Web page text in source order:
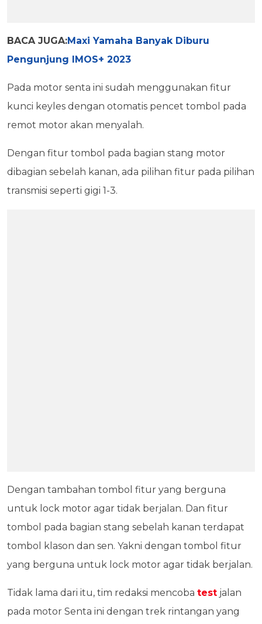
BACA JUGA:Maxi Yamaha Banyak Diburu
Pengunjung IMOS+ 2023
Pada motor senta ini sudah menggunakan fitur
kunci keyles dengan otomatis pencet tombol pada
remot motor akan menyalah.
Dengan fitur tombol pada bagian stang motor
dibagian sebelah kanan, ada pilihan fitur pada pilihan
transmisi seperti gigi 1-3.
Dengan tambahan tombol fitur yang berguna
untuk lock motor agar tidak berjalan. Dan fitur
tombol pada bagian stang sebelah kanan terdapat
tombol klason dan sen. Yakni dengan tombol fitur
yang berguna untuk lock motor agar tidak berjalan.
Tidak lama dari itu, tim redaksi mencoba test jalan
pada motor Senta ini dengan trek rintangan yang